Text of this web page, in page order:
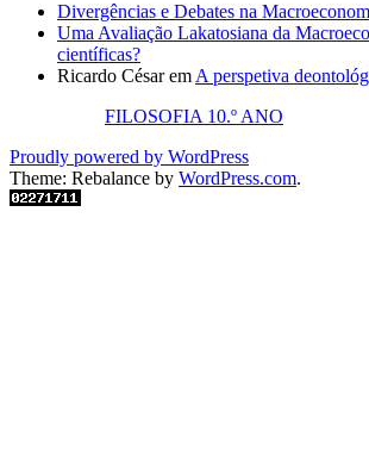
Divergências e Debates na
Uma Avaliação Lakatosiana da
científicas?
Ricardo Césarem A perspetiva
FILOSOFIA 10.º ANO
Proudly powered by WordPress
Theme: Rebalance by WordPress.com.